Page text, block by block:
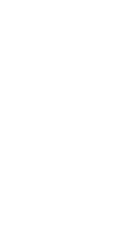
do bem que